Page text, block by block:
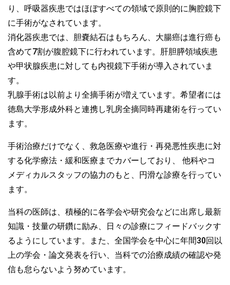
り、呼吸器疾患ではほぼすべての領域で原則的に胸腔鏡下
に手術がなされています。
消化器疾患では、胆嚢結石はもちろん、大腸癌は進行癌も
含めて7割が腹腔鏡下に行われています。肝胆膵領域疾患
や甲状腺疾患に対しても内視鏡下手術が導入されていま
す。
乳腺手術は以前より全摘手術が増えています。希望者には
徳島大学形成外科と連携し乳房全摘同時再建術を行ってい
ます。
手術治療だけでなく、救急医療や進行・再発悪性疾患に対
する化学療法・緩和医療までカバーしており、 他科やコ
メディカルスタッフの協力のもと、円滑な診療を行ってい
ます。
当科の医師は、積極的に各学会や研究会などに出席し最新
知識・技量の研鑽に励み、日々の診療にフィードバックす
るようにしています。また、全国学会を中心に年間30回以
上の学会・論文発表を行い、当科での治療成績の確認や発
信も怠らないよう努めています。